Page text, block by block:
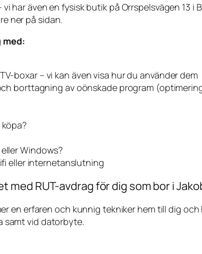
har även en fysisk butik på Orrspelsvägen 13 i
ner på sidan.
med:
boxar – vi kan även visa hur du använder dem
borttagning av oönskade program
Windows?
eller internetanslutning
med RUT-avdrag för dig som bor i
en erfaren och kunnig tekniker hem till dig och
samt vid datorbyte.